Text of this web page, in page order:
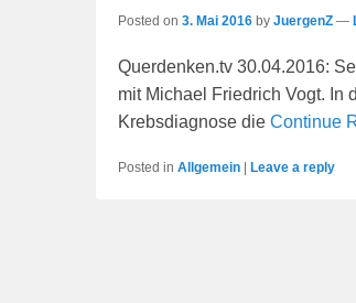
Posted on 3. Mai 2016 by JuergenZ —
Querdenken.tv 30.04.2016:
mit Michael Friedrich Vogt. In
Krebsdiagnose die Continue
Posted in Allgemein | Leave a reply